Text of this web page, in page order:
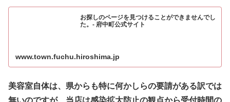
お探しのページを見つけることができませんでし
た。- 府中町公式サイト
www.town.fuchu.hiroshima.jp
美容室自体は、県からも特に何かしらの要請がある訳では
無いのですが、当店は感染拡大防止の観点から受付時間の